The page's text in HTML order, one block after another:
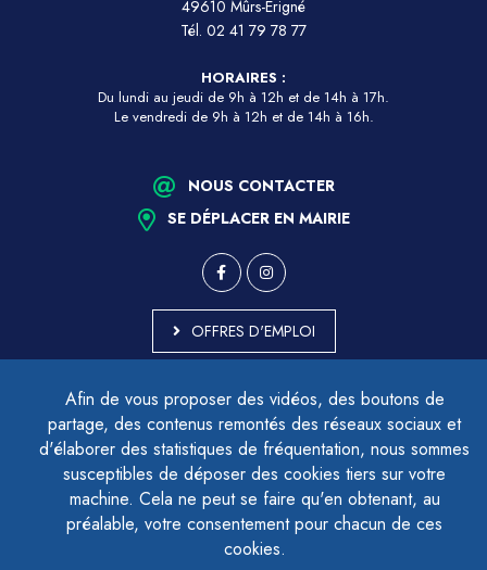
Afin de vous proposer des vidéos, des boutons de
partage, des contenus remontés des réseaux sociaux et
d'élaborer des statistiques de fréquentation, nous sommes
susceptibles de déposer des cookies tiers sur votre
machine. Cela ne peut se faire qu'en obtenant, au
préalable, votre consentement pour chacun de ces
cookies.
49610 Mûrs-Érigné
Tél. 02 41 79 78 77
HORAIRES :
Du lundi au jeudi de 9h à 12h et de 14h à 17h.
Le vendredi de 9h à 12h et de 14h à 16h.
NOUS CONTACTER
SE DÉPLACER EN MAIRIE
OFFRES D'EMPLOI
ACCESSIBILITÉ - PARTIELLEMENT CONFORME
PLAN DU SITE
MENTIONS LÉGALES
CONTACTER LE DÉLÉGUÉ À LA PROTECTION DES DONNÉES
GESTION DES COOKIES